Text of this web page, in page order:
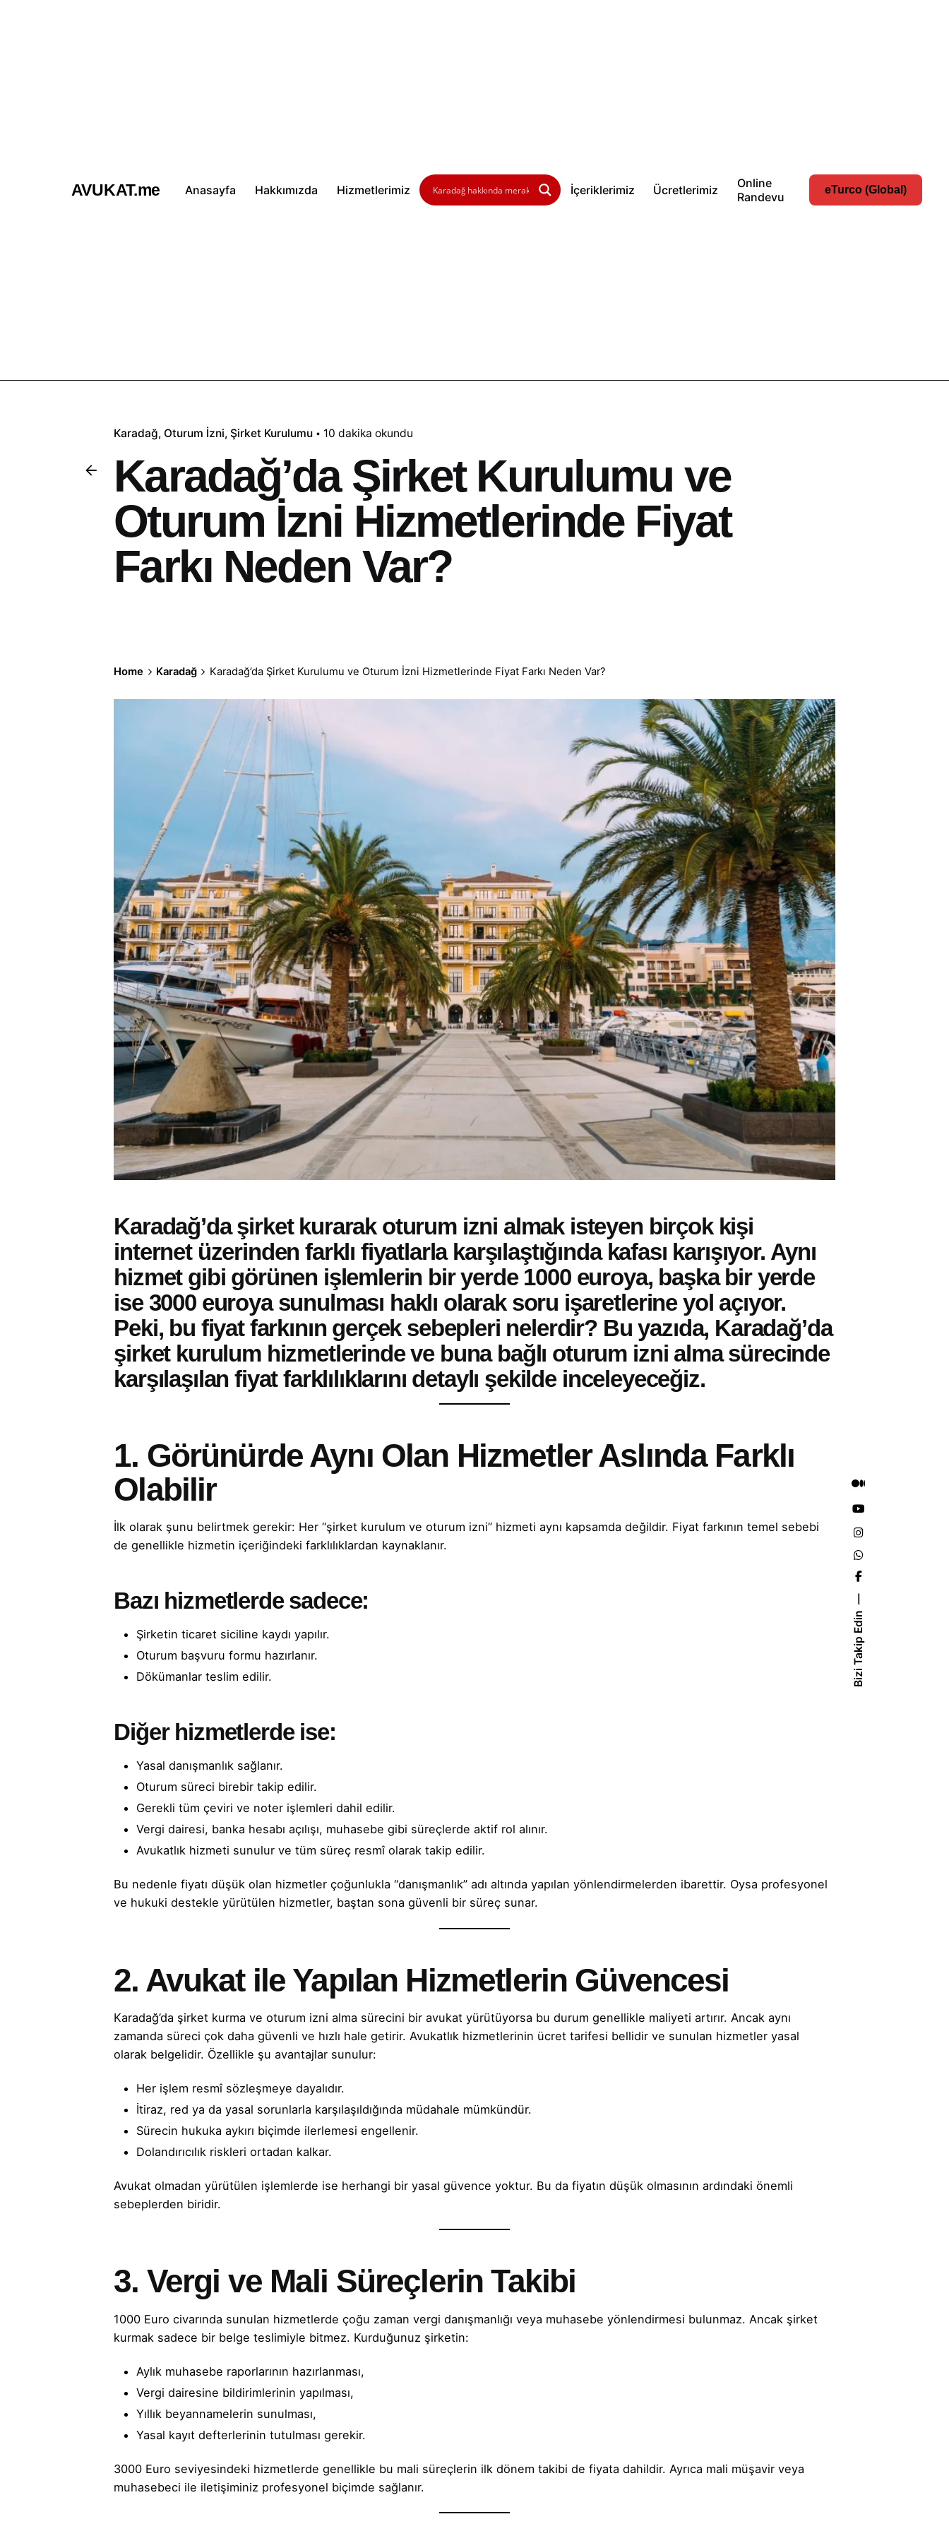
Bizi Takip Edin
AVUKAT.me Anasayfa Hakkımızda Hizmetlerimiz İçeriklerimiz Ücretlerimiz
Online
Randevu
eTurco (Global)
Karadağ Oturum İzni Şirket Kurulumu 10 dakika okundu
Karadağ’da Şirket Kurulumu ve
Oturum İzni Hizmetlerinde Fiyat
Farkı Neden Var?
Home Karadağ Karadağ’da Şirket Kurulumu ve Oturum İzni Hizmetlerinde Fiyat Farkı Neden Var?
Karadağ’da şirket kurarak oturum izni almak isteyen birçok kişi
internet üzerinden farklı fiyatlarla karşılaştığında kafası karışıyor. Aynı
hizmet gibi görünen işlemlerin bir yerde 1000 euroya, başka bir yerde
ise 3000 euroya sunulması haklı olarak soru işaretlerine yol açıyor.
Peki, bu fiyat farkının gerçek sebepleri nelerdir? Bu yazıda, Karadağ’da
şirket kurulum hizmetlerinde ve buna bağlı oturum izni alma sürecinde
karşılaşılan fiyat farklılıklarını detaylı şekilde inceleyeceğiz.
1. Görünürde Aynı Olan Hizmetler Aslında Farklı
Olabilir
İlk olarak şunu belirtmek gerekir: Her “şirket kurulum ve oturum izni” hizmeti aynı kapsamda değildir. Fiyat farkının temel sebebi
de genellikle hizmetin içeriğindeki farklılıklardan kaynaklanır.
Bazı hizmetlerde sadece:
Şirketin ticaret siciline kaydı yapılır.
Oturum başvuru formu hazırlanır.
Dökümanlar teslim edilir.
Diğer hizmetlerde ise:
Yasal danışmanlık sağlanır.
Oturum süreci birebir takip edilir.
Gerekli tüm çeviri ve noter işlemleri dahil edilir.
Vergi dairesi, banka hesabı açılışı, muhasebe gibi süreçlerde aktif rol alınır.
Avukatlık hizmeti sunulur ve tüm süreç resmî olarak takip edilir.
Bu nedenle fiyatı düşük olan hizmetler çoğunlukla “danışmanlık” adı altında yapılan yönlendirmelerden ibarettir. Oysa profesyonel
ve hukuki destekle yürütülen hizmetler, baştan sona güvenli bir süreç sunar.
2. Avukat ile Yapılan Hizmetlerin Güvencesi
Karadağ’da şirket kurma ve oturum izni alma sürecini bir avukat yürütüyorsa bu durum genellikle maliyeti artırır. Ancak aynı
zamanda süreci çok daha güvenli ve hızlı hale getirir. Avukatlık hizmetlerinin ücret tarifesi bellidir ve sunulan hizmetler yasal
olarak belgelidir. Özellikle şu avantajlar sunulur:
Her işlem resmî sözleşmeye dayalıdır.
İtiraz, red ya da yasal sorunlarla karşılaşıldığında müdahale mümkündür.
Sürecin hukuka aykırı biçimde ilerlemesi engellenir.
Dolandırıcılık riskleri ortadan kalkar.
Avukat olmadan yürütülen işlemlerde ise herhangi bir yasal güvence yoktur. Bu da fiyatın düşük olmasının ardındaki önemli
sebeplerden biridir.
3. Vergi ve Mali Süreçlerin Takibi
1000 Euro civarında sunulan hizmetlerde çoğu zaman vergi danışmanlığı veya muhasebe yönlendirmesi bulunmaz. Ancak şirket
kurmak sadece bir belge teslimiyle bitmez. Kurduğunuz şirketin:
Aylık muhasebe raporlarının hazırlanması,
Vergi dairesine bildirimlerinin yapılması,
Yıllık beyannamelerin sunulması,
Yasal kayıt defterlerinin tutulması gerekir.
3000 Euro seviyesindeki hizmetlerde genellikle bu mali süreçlerin ilk dönem takibi de fiyata dahildir. Ayrıca mali müşavir veya
muhasebeci ile iletişiminiz profesyonel biçimde sağlanır.